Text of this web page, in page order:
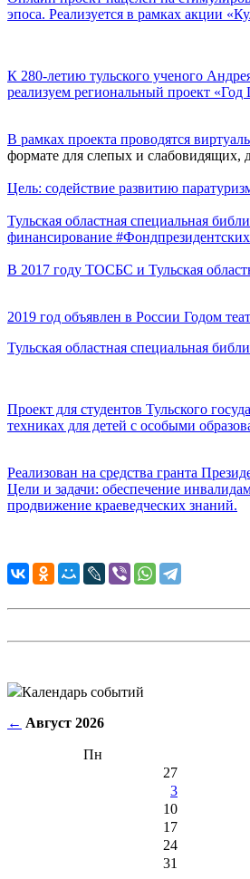
эпоса. Реализуется в рамках акции
К 280-летию тульского ученого
реализуем региональный проект
В рамках проекта проводятся
формате для слепых и слабовидящих,
Цель: содействие развитию
Тульская областная специальная
финансирование
В 2017 году ТОСБС и Тульская
2019 год объявлен в России Годом
Тульская областная специальная
Проект для студентов Тульского
техниках для детей с особыми
Реализован на средства гранта
Цели и задачи: обеспечение
продвижение краеведческих знаний.
Календарь событий
← Август 2026
Пн
27
3
10
17
24
31